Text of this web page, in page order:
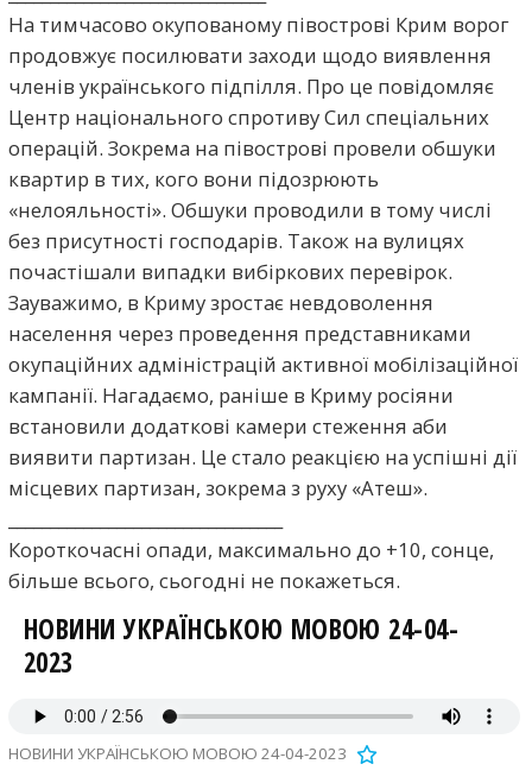
На тимчасово окупованому півострові Крим ворог
продовжує посилювати заходи щодо виявлення
членів українського підпілля. Про це повідомляє
Центр національного спротиву Сил спеціальних
операцій. Зокрема на півострові провели обшуки
квартир в тих, кого вони підозрюють
«нелояльності». Обшуки проводили в тому числі
без присутності господарів. Також на вулицях
почастішали випадки вибіркових перевірок.
Зауважимо, в Криму зростає невдоволення
населення через проведення представниками
окупаційних адміністрацій активної мобілізаційної
кампанії. Нагадаємо, раніше в Криму росіяни
встановили додаткові камери стеження аби
виявити партизан. Це стало реакцією на успішні дії
місцевих партизан, зокрема з руху «Атеш».
Короткочасні опади, максимально до +10, сонце,
більше всього, сьогодні не покажеться.
НОВИНИ УКРАЇНСЬКОЮ МОВОЮ 24-04-
2023
НОВИНИ УКРАЇНСЬКОЮ МОВОЮ 24-04-2023